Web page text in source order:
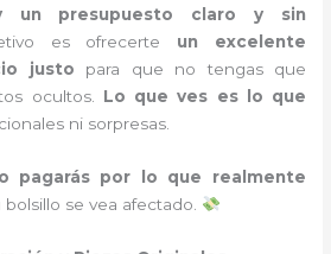
un presupuesto claro y sin
es ofrecerte un excelente
justo para que no tengas que
ocultos. Lo que ves es lo que
ni sorpresas.
pagarás por lo que realmente
bolsillo se vea afectado.